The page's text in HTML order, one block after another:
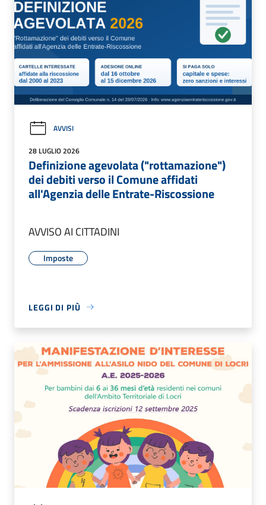
AVVISI
28 LUGLIO 2026
Definizione agevolata ("rottamazione")
dei debiti verso il Comune affidati
all'Agenzia delle Entrate-Riscossione
AVVISO AI CITTADINI
Imposte
LEGGI DI PIÙ